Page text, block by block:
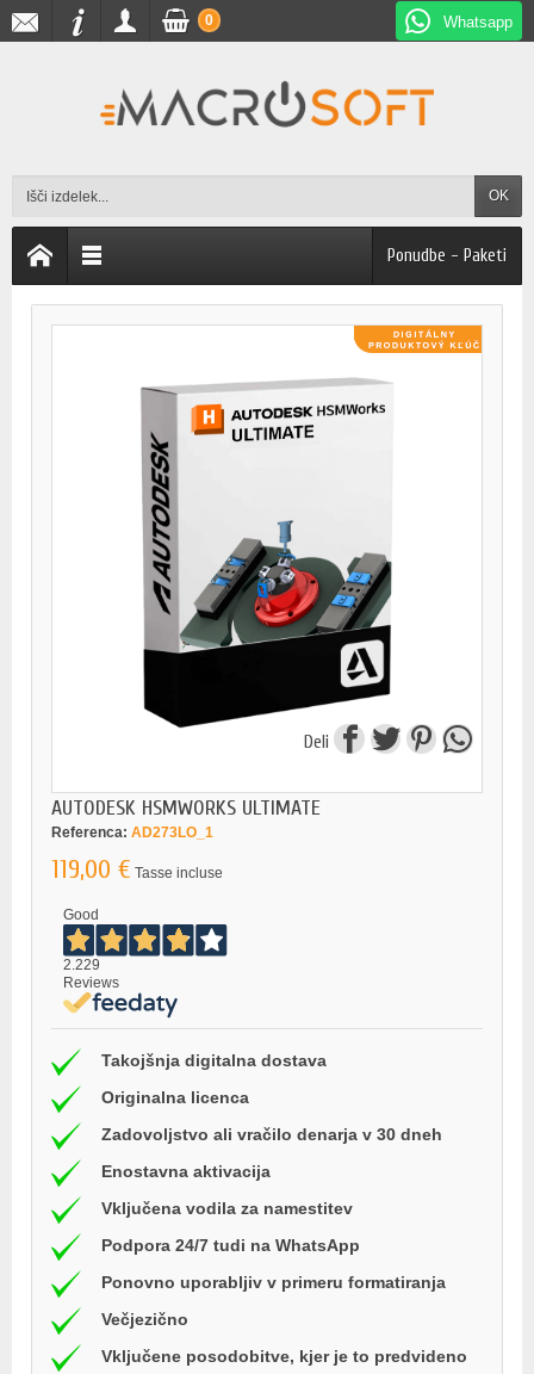
Whatsapp
OK
0
Ponudbe - Paketi
Deli
AUTODESK HSMWORKS ULTIMATE
Referenca: AD273LO_1
119,00 € Tasse incluse
Good
2.229
Reviews
Takojšnja digitalna dostava
Originalna licenca
Zadovoljstvo ali vračilo denarja v 30 dneh
Enostavna aktivacija
Vključena vodila za namestitev
Podpora 24/7 tudi na WhatsApp
Ponovno uporabljiv v primeru formatiranja
Večjezično
Vključene posodobitve, kjer je to predvideno